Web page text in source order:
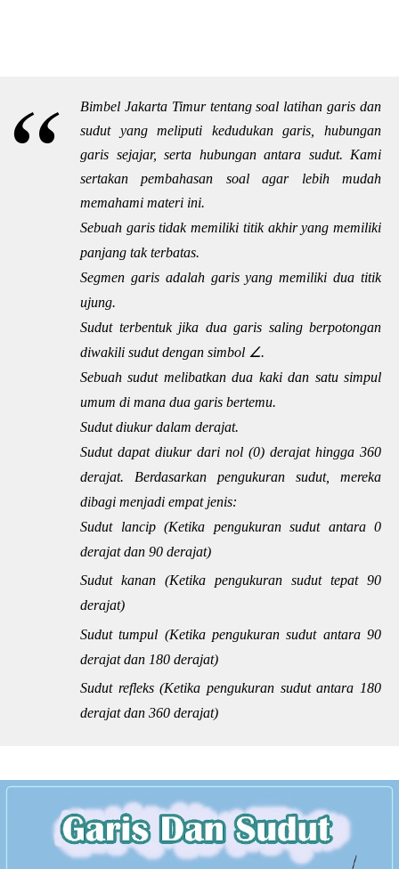
Bimbel Jakarta Timur tentang soal latihan garis dan
sudut yang meliputi kedudukan garis, hubungan
garis sejajar, serta hubungan antara sudut. Kami
sertakan pembahasan soal agar lebih mudah
memahami materi ini.
Sebuah garis tidak memiliki titik akhir yang memiliki
panjang tak terbatas.
Segmen garis adalah garis yang memiliki dua titik
ujung.
Sudut terbentuk jika dua garis saling berpotongan
diwakili sudut dengan simbol ∠.
Sebuah sudut melibatkan dua kaki dan satu simpul
umum di mana dua garis bertemu.
Sudut diukur dalam derajat.
Sudut dapat diukur dari nol (0) derajat hingga 360
derajat. Berdasarkan pengukuran sudut, mereka
dibagi menjadi empat jenis:
Sudut lancip (Ketika pengukuran sudut antara 0
derajat dan 90 derajat)
Sudut kanan (Ketika pengukuran sudut tepat 90
derajat)
Sudut tumpul (Ketika pengukuran sudut antara 90
derajat dan 180 derajat)
Sudut refleks (Ketika pengukuran sudut antara 180
derajat dan 360 derajat)